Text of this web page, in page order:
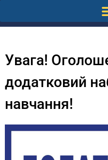
Увага!
додатковий
навчання!